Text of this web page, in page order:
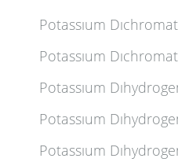
Potassıum
Potassıum
Potassıum
Potassıum
Potassıum